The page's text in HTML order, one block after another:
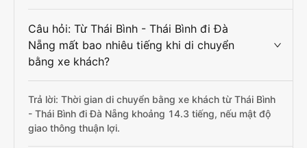
Câu hỏi: Từ Thái Bình - Thái Bình đi Đà
Nẵng mất bao nhiêu tiếng khi di chuyển
bằng xe khách?
Trả lời: Thời gian di chuyển bằng xe khách từ Thái Bình
- Thái Bình đi Đà Nẵng khoảng 14.3 tiếng, nếu mật độ
giao thông thuận lợi.